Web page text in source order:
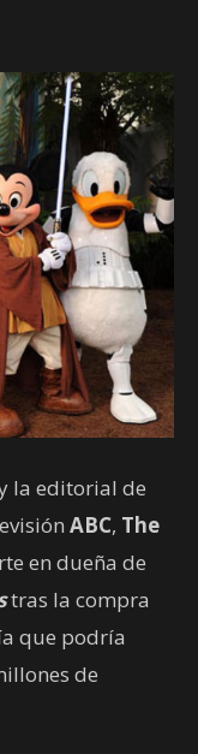
la editorial de
ABC, The
en dueña de
tras la compra
que podría
de